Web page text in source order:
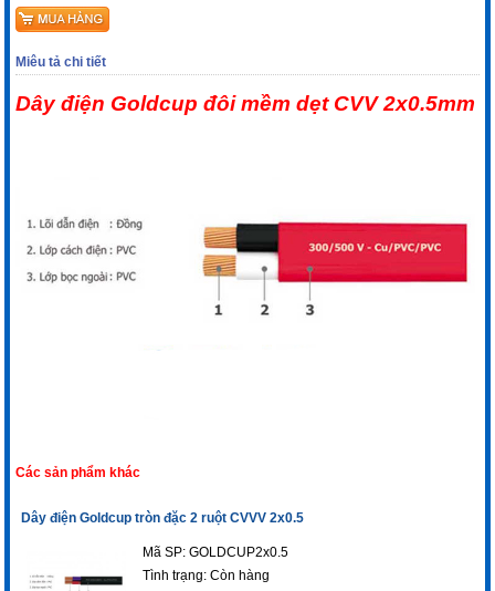
Miêu tả chi tiết
Dây điện Goldcup đôi mềm dẹt CVV 2x0.5mm
Các sản phẩm khác
Dây điện Goldcup tròn đặc 2 ruột CVVV 2x0.5
Mã SP: GOLDCUP2x0.5
Tình trạng:Còn hàng